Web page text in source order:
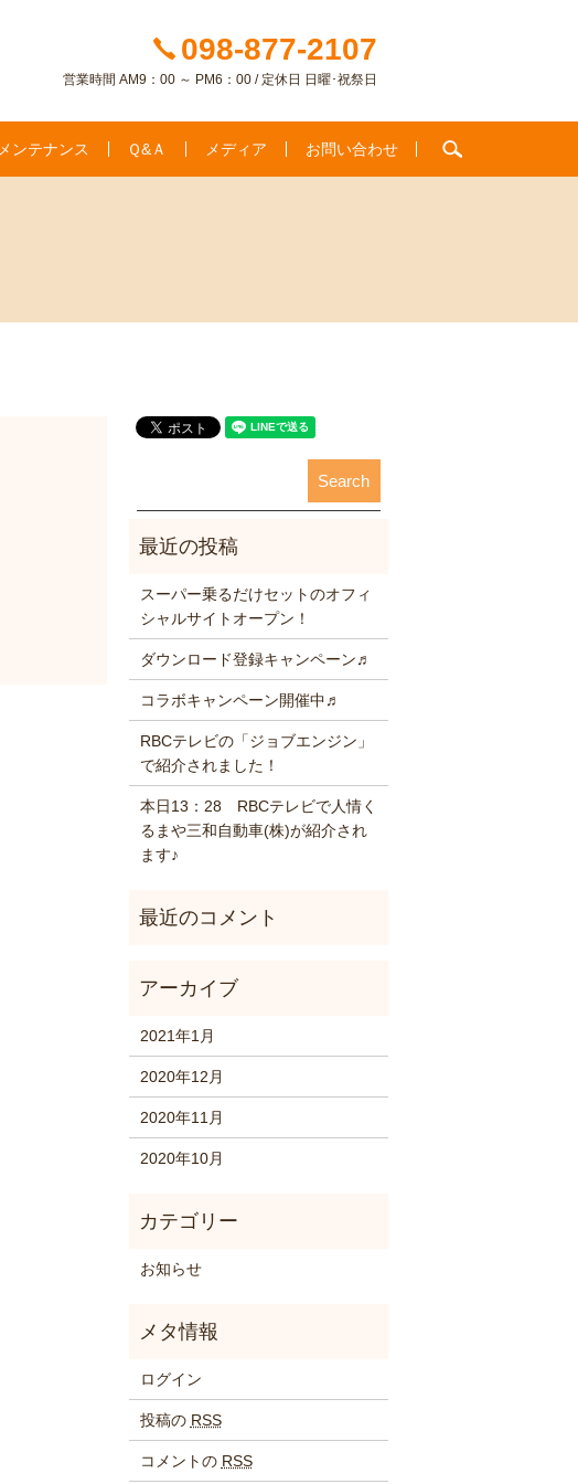
098-877-2107
営業時間 AM9：00 ～ PM6：00 / 定休日 日曜･祝祭日
メンテナンス Ｑ&Ａ メディア お問い合わせ
スーパー乗るだけセットのオフィ
シャルサイトオープン！
ダウンロード登録キャンペーン♬
コラボキャンペーン開催中♬
RBCテレビの「ジョブエンジン」
で紹介されました！
本日13：28 RBCテレビで人情く
るまや三和自動車(株)が紹介され
ます♪
2021年1月
2020年12月
2020年11月
2020年10月
お知らせ
ログイン
投稿の RSS
コメントの RSS